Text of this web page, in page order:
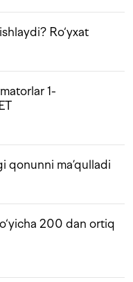
Ro‘yxat
1-
qonunni ma’qulladi
200 dan ortiq